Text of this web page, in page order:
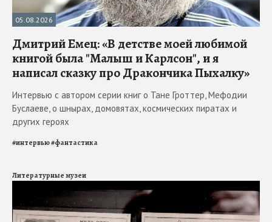
05.08.2026
Дмитрий Емец: «В детстве моей любимой
книгой была "Малыш и Карлсон", и я
написал сказку про Дракончика Пыхалку»
Интервью с автором серии книг о Тане Гроттер, Мефодии
Буслаеве, о шнырах, домовятах, космических пиратах и
других героях
#интервью#фантастика
Литературные музеи